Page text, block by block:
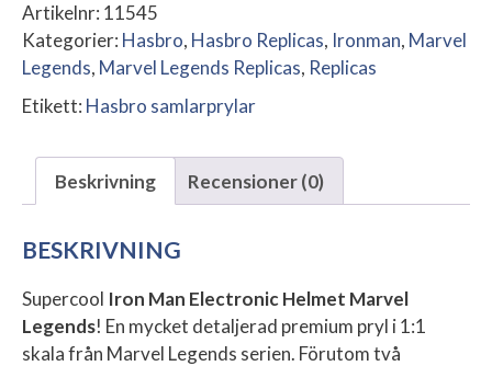
Artikelnr: 11545
Kategorier: Hasbro, Hasbro Replicas, Ironman, Marvel
Legends, Marvel Legends Replicas, Replicas
Etikett: Hasbro samlarprylar
Beskrivning Recensioner (0)
BESKRIVNING
Supercool Iron Man Electronic Helmet Marvel
Legends! En mycket detaljerad premium pryl i 1:1
skala från Marvel Legends serien. Förutom två